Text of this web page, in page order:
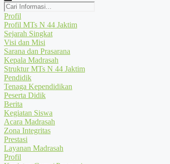
Cari
Informasi...
Profil
Profil MTs N 44 Jaktim
Sejarah Singkat
Visi dan Misi
Sarana dan Prasarana
Kepala Madrasah
Struktur MTs N 44 Jaktim
Pendidik
Tenaga Kependidikan
Peserta Didik
Berita
Kegiatan Siswa
Acara Madrasah
Zona Integritas
Prestasi
Layanan Madrasah
Profil